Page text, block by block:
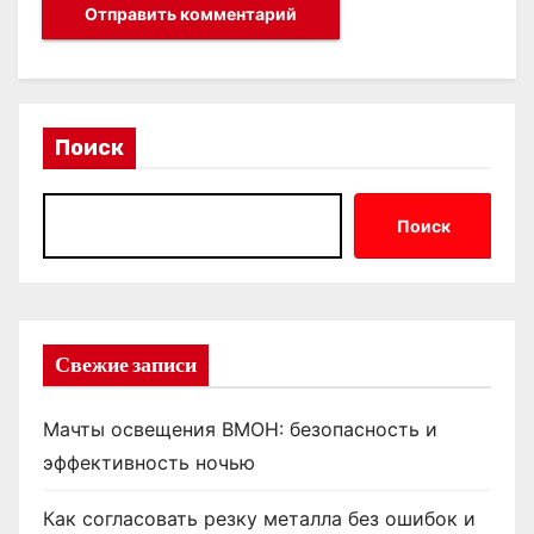
Поиск
Поиск
Свежие записи
Мачты освещения ВМОН: безопасность и
эффективность ночью
Как согласовать резку металла без ошибок и